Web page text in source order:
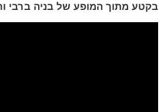
מתוך המופע של בניה ברבי